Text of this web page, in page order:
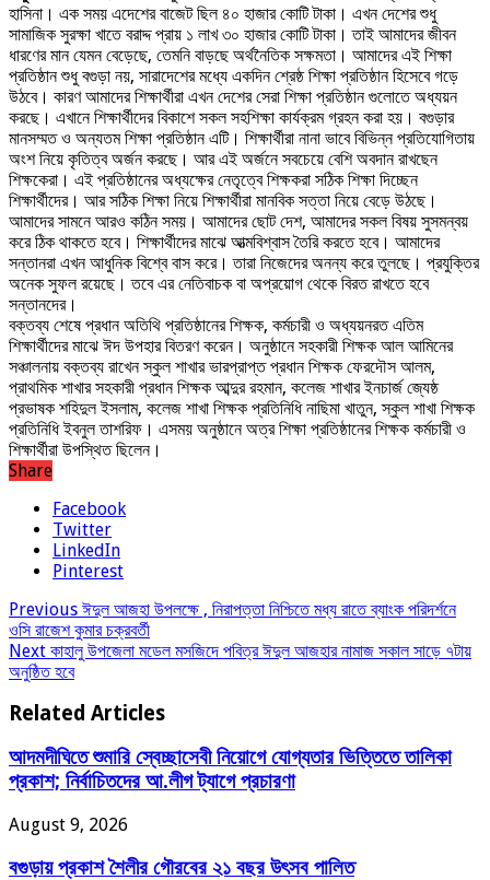
হাসিনা। এক সময় এদেশের বাজেট ছিল ৪০ হাজার কোটি টাকা। এখন দেশের শুধু
সামাজিক সুরক্ষা খাতে বরাদ্দ প্রায় ১ লাখ ৩০ হাজার কোটি টাকা। তাই আমাদের জীবন
ধারণের মান যেমন বেড়েছে, তেমনি বাড়ছে অর্থনৈতিক সক্ষমতা। আমাদের এই শিক্ষা
প্রতিষ্ঠান শুধু বগুড়া নয়, সারাদেশের মধ্যে একদিন শ্রেষ্ঠ শিক্ষা প্রতিষ্ঠান হিসেবে গড়ে
উঠবে। কারণ আমাদের শিক্ষার্থীরা এখন দেশের সেরা শিক্ষা প্রতিষ্ঠান গুলোতে অধ্যয়ন
করছে। এখানে শিক্ষার্থীদের বিকাশে সকল সহশিক্ষা কার্যক্রম গ্রহন করা হয়। বগুড়ার
মানসম্মত ও অন্যতম শিক্ষা প্রতিষ্ঠান এটি। শিক্ষার্থীরা নানা ভাবে বিভিন্ন প্রতিযোগিতায়
অংশ নিয়ে কৃতিত্ব অর্জন করছে। আর এই অর্জনে সবচেয়ে বেশি অবদান রাখছেন
শিক্ষকেরা। এই প্রতিষ্ঠানের অধ্যক্ষের নেতৃত্বে শিক্ষকরা সঠিক শিক্ষা দিচ্ছেন
শিক্ষার্থীদের। আর সঠিক শিক্ষা নিয়ে শিক্ষার্থীরা মানবিক সত্তা নিয়ে বেড়ে উঠছে।
আমাদের সামনে আরও কঠিন সময়। আমাদের ছোট দেশ, আমাদের সকল বিষয় সুসমন্বয়
করে ঠিক থাকতে হবে। শিক্ষার্থীদের মাঝে আত্মবিশ্বাস তৈরি করতে হবে। আমাদের
সন্তানরা এখন আধুনিক বিশ্বে বাস করে। তারা নিজেদের অনন্য করে তুলছে। প্রযুক্তির
অনেক সুফল রয়েছে। তবে এর নেতিবাচক বা অপ্রয়োগ থেকে বিরত রাখতে হবে
সন্তানদের।
বক্তব্য শেষে প্রধান অতিথি প্রতিষ্ঠানের শিক্ষক, কর্মচারী ও অধ্যয়নরত এতিম
শিক্ষার্থীদের মাঝে ঈদ উপহার বিতরণ করেন। অনুষ্ঠানে সহকারী শিক্ষক আল আমিনের
সঞ্চালনায় বক্তব্য রাখেন স্কুল শাখার ভারপ্রাপ্ত প্রধান শিক্ষক ফেরদৌস আলম,
প্রাথমিক শাখার সহকারী প্রধান শিক্ষক আব্দুর রহমান, কলেজ শাখার ইনচার্জ জ্যেষ্ঠ
প্রভাষক শহিদুল ইসলাম, কলেজ শাখা শিক্ষক প্রতিনিধি নাছিমা খাতুন, স্কুল শাখা শিক্ষক
প্রতিনিধি ইবনুল তাশরিফ। এসময় অনুষ্ঠানে অত্র শিক্ষা প্রতিষ্ঠানের শিক্ষক কর্মচারী ও
শিক্ষার্থীরা উপস্থিত ছিলেন।
Share
Facebook
Twitter
LinkedIn
Pinterest
Previous ঈদুল আজহা উপলক্ষে , নিরাপত্তা নিশ্চিতে মধ্য রাতে ব্যাংক পরিদর্শনে
ওসি রাজেশ কুমার চক্রবর্তী
Next কাহালু উপজেলা মডেল মসজিদে পবিত্র ঈদুল আজহার নামাজ সকাল সাড়ে ৭টায়
অনুষ্ঠিত হবে
Related Articles
আদমদীঘিতে শুমারি স্বেচ্ছাসেবী নিয়োগে যোগ্যতার ভিত্তিতে তালিকা
প্রকাশ; নির্বাচিতদের আ.লীগ ট্যাগে প্রচারণা
August 9, 2026
বগুড়ায় প্রকাশ শৈলীর গৌরবের ২১ বছর উৎসব পা‌লিত